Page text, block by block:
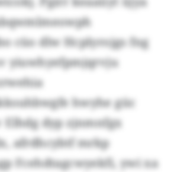
cüo dlw Hcplyrojgs fng
yiuwhyefpmjqrvju
hwyhe güc
dyp zjnmnfgx
afrdhcybtf mrkp
Fcehdtagcwyekfi, ywi xa